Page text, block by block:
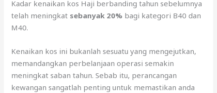
Kadar kenaikan kos Haji berbanding tahun sebelumnya
telah meningkat sebanyak 20% bagi kategori B40 dan
M40.
Kenaikan kos ini bukanlah sesuatu yang mengejutkan,
memandangkan perbelanjaan operasi semakin
meningkat saban tahun. Sebab itu, perancangan
kewangan sangatlah penting untuk memastikan anda